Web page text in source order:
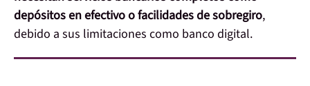
depósitos en efectivo o facilidades de sobregiro,
debido a sus limitaciones como banco digital.